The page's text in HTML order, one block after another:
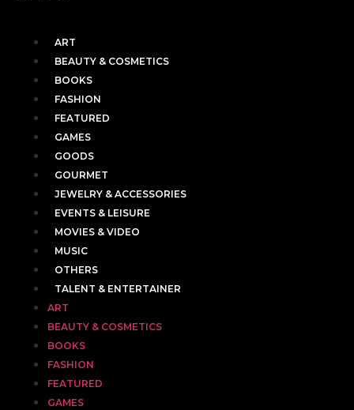
ART
BEAUTY & COSMETICS
BOOKS
FASHION
FEATURED
GAMES
GOODS
GOURMET
JEWELRY & ACCESSORIES
EVENTS & LEISURE
MOVIES & VIDEO
MUSIC
OTHERS
TALENT & ENTERTAINER
ART
BEAUTY & COSMETICS
BOOKS
FASHION
FEATURED
GAMES